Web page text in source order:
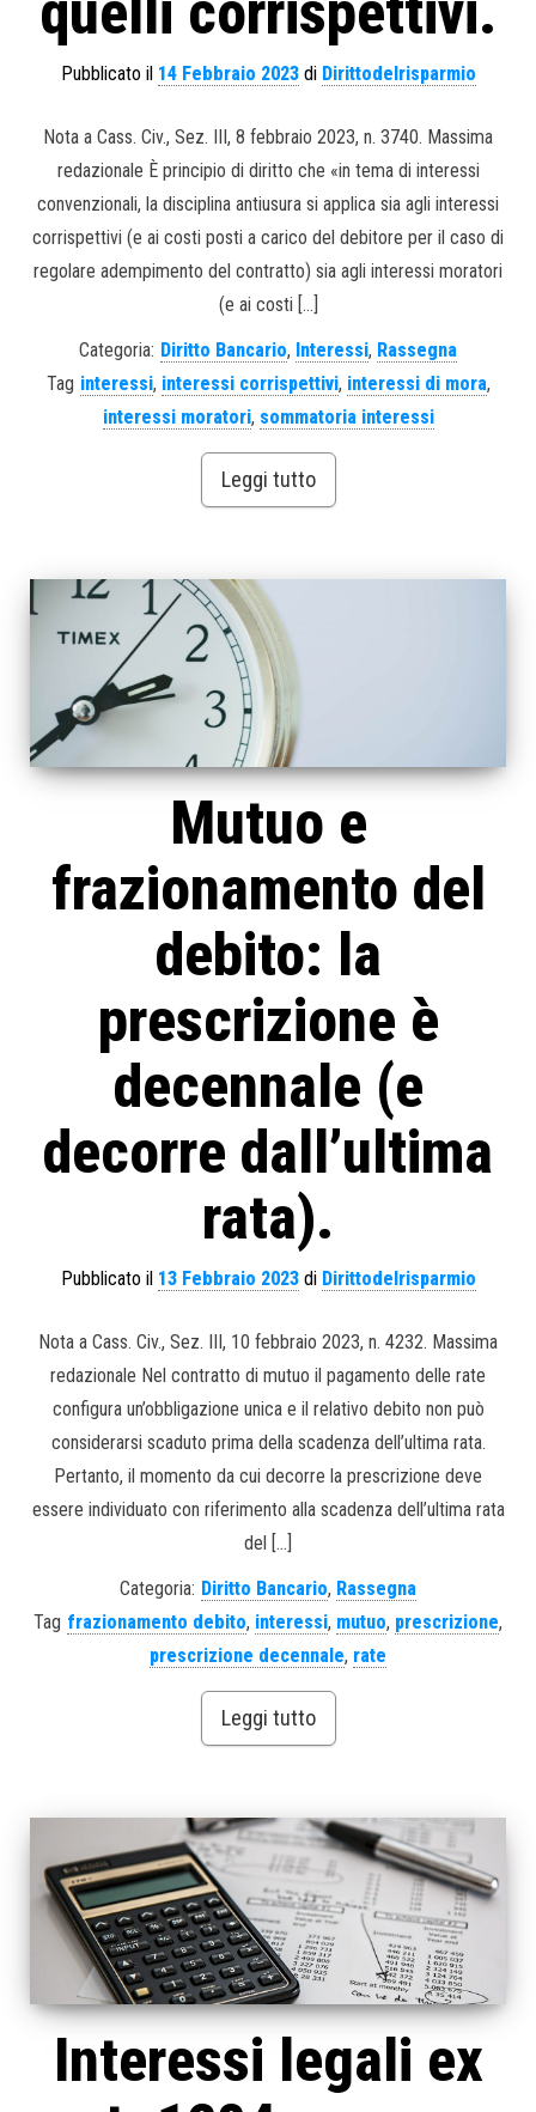
Pubblicato il 14 Febbraio 2023di Dirittodelrisparmio
Nota a Cass. Civ., Sez. III, 8 febbraio 2023, n. 3740. Massima
redazionale È principio di diritto che «in tema di interessi
convenzionali, la disciplina antiusura si applica sia agli interessi
corrispettivi (e ai costi posti a carico del debitore per il caso di
regolare adempimento del contratto) sia agli interessi moratori
(e ai costi […]
Categoria: Diritto Bancario, Interessi, Rassegna
Tag interessi, interessi corrispettivi, interessi di mora,
interessi moratori, sommatoria interessi
Leggi tutto
Mutuo e
frazionamento del
debito: la
prescrizione è
decennale (e
decorre dall’ultima
rata).
Pubblicato il 13 Febbraio 2023di Dirittodelrisparmio
Nota a Cass. Civ., Sez. III, 10 febbraio 2023, n. 4232. Massima
redazionale Nel contratto di mutuo il pagamento delle rate
configura un’obbligazione unica e il relativo debito non può
considerarsi scaduto prima della scadenza dell’ultima rata.
Pertanto, il momento da cui decorre la prescrizione deve
essere individuato con riferimento alla scadenza dell’ultima rata
del […]
Categoria: Diritto Bancario, Rassegna
Tag frazionamento debito, interessi, mutuo, prescrizione,
prescrizione decennale, rate
Leggi tutto
Interessi legali ex